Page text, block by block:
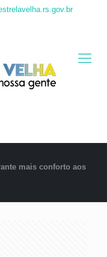
mais conforto aos